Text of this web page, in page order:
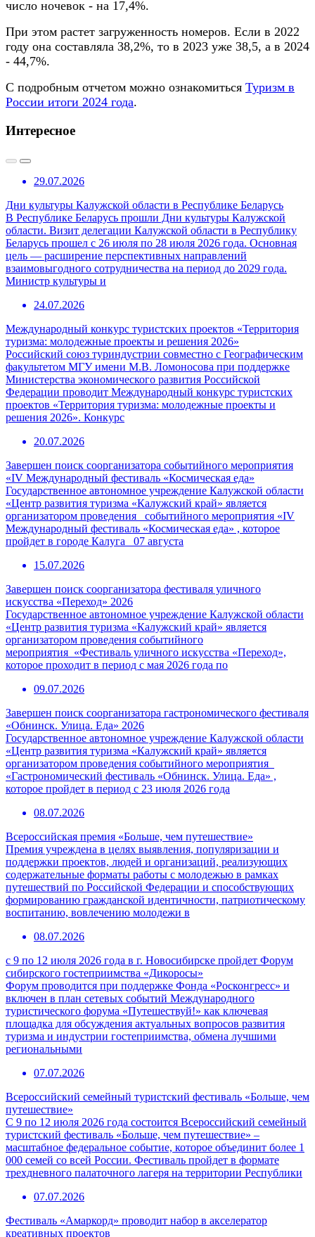
число ночевок - на 17,4%.
При этом растет загруженность номеров. Если в 2022
году она составляла 38,2%, то в 2023 уже 38,5, а в 2024
- 44,7%.
С подробным отчетом можно ознакомиться Туризм в
России итоги 2024 года.
Интересное
29.07.2026
Дни культуры Калужской области в Республике Беларусь
В Республике Беларусь прошли Дни культуры Калужской
области. Визит делегации Калужской области в Республику
Беларусь прошел с 26 июля по 28 июля 2026 года. Основная
цель — расширение перспективных направлений
взаимовыгодного сотрудничества на период до 2029 года.
Министр культуры и
24.07.2026
Международный конкурс туристских проектов «Территория
туризма: молодежные проекты и решения 2026»
Российский союз туриндустрии совместно с Географическим
факультетом МГУ имени М.В. Ломоносова при поддержке
Министерства экономического развития Российской
Федерации проводит Международный конкурс туристских
проектов «Территория туризма: молодежные проекты и
решения 2026». Конкурс
20.07.2026
Завершен поиск соорганизатора событийного мероприятия
«IV Международный фестиваль «Космическая еда»
Государственное автономное учреждение Калужской области
«Центр развития туризма «Калужский край» является
организатором проведения событийного мероприятия «IV
Международный фестиваль «Космическая еда» , которое
пройдет в городе Калуга 07 августа
15.07.2026
Завершен поиск соорганизатора фестиваля уличного
искусства «Переход» 2026
Государственное автономное учреждение Калужской области
«Центр развития туризма «Калужский край» является
организатором проведения событийного
мероприятия «Фестиваль уличного искусства «Переход»,
которое проходит в период с мая 2026 года по
09.07.2026
Завершен поиск соорганизатора гастрономического фестиваля
«Обнинск. Улица. Еда» 2026
Государственное автономное учреждение Калужской области
«Центр развития туризма «Калужский край» является
организатором проведения событийного мероприятия
«Гастрономический фестиваль «Обнинск. Улица. Еда» ,
которое пройдет в период с 23 июля 2026 года
08.07.2026
Всероссийская премия «Больше, чем путешествие»
Премия учреждена в целях выявления, популяризации и
поддержки проектов, людей и организаций, реализующих
содержательные форматы работы с молодежью в рамках
путешествий по Российской Федерации и способствующих
формированию гражданской идентичности, патриотическому
воспитанию, вовлечению молодежи в
08.07.2026
с 9 по 12 июля 2026 года в г. Новосибирске пройдет Форум
сибирского гостеприимства «Дикоросы»
Форум проводится при поддержке Фонда «Росконгресс» и
включен в план сетевых событий Международного
туристического форума «Путешествуй!» как ключевая
площадка для обсуждения актуальных вопросов развития
туризма и индустрии гостеприимства, обмена лучшими
региональными
07.07.2026
Всероссийский семейный туристский фестиваль «Больше, чем
путешествие»
С 9 по 12 июля 2026 года состоится Всероссийский семейный
туристский фестиваль «Больше, чем путешествие» –
масштабное федеральное событие, которое объединит более 1
000 семей со всей России. Фестиваль пройдет в формате
трехдневного палаточного лагеря на территории Республики
07.07.2026
Фестиваль «Амаркорд» проводит набор в акселератор
креативных проектов